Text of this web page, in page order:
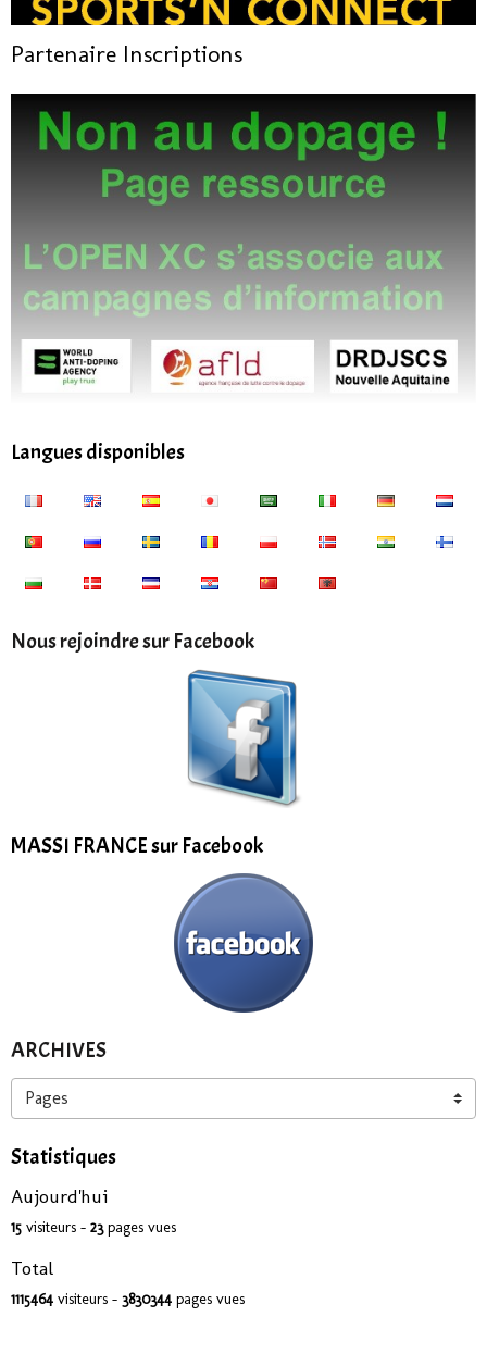
Partenaire Inscriptions
Langues disponibles
Nous rejoindre sur Facebook
MASSI FRANCE sur Facebook
ARCHIVES
Statistiques
Aujourd'hui
15 visiteurs - 23pages vues
Total
1115464 visiteurs - 3830344 pages vues